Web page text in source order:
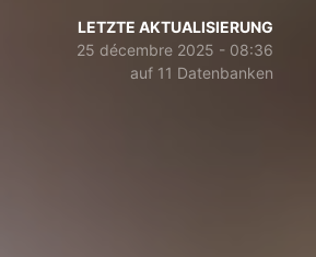
LETZTE AKTUALISIERUNG
25 décembre 2025 - 08:36
auf 11 Datenbanken